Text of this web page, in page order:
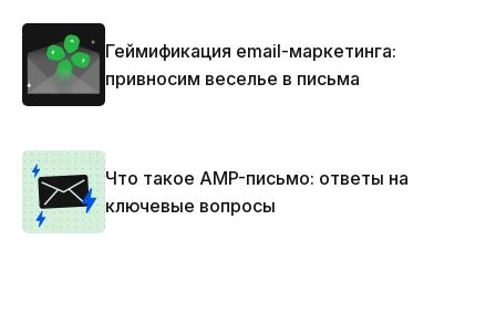
Геймификация email-маркетинга:
привносим веселье в письма
Что такое AMP-письмо: ответы на
ключевые вопросы